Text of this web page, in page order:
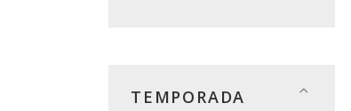
TEMPORADA